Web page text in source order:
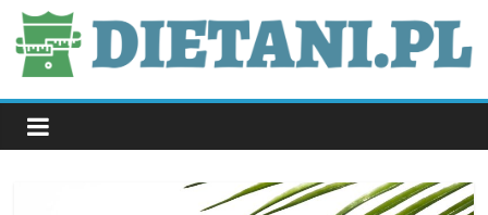
Skip
to
content
dietani.pl